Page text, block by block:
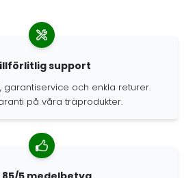
support
garantiservice och enkla returer.
på våra träprodukter.